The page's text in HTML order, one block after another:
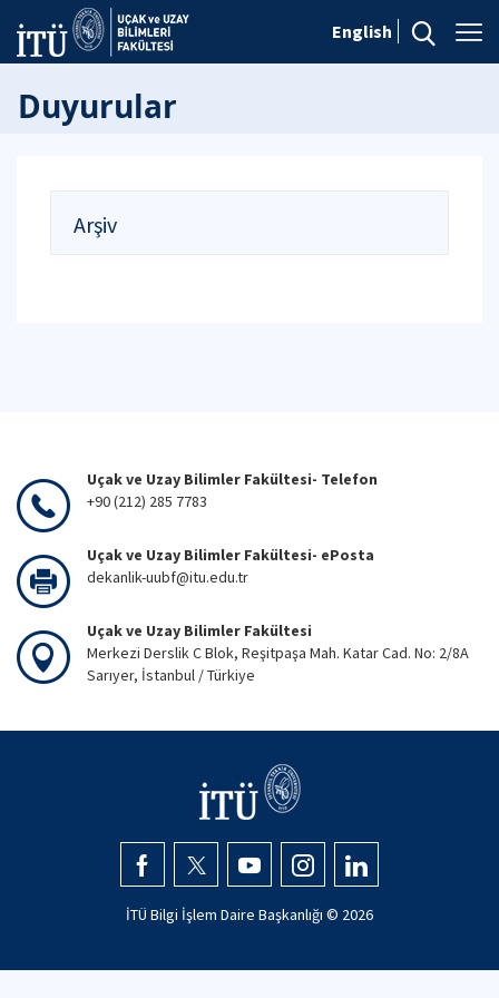
English
Duyurular
Arşiv
Uçak ve Uzay Bilimler Fakültesi- Telefon
+90 (212) 285 7783
Uçak ve Uzay Bilimler Fakültesi- ePosta
dekanlik-uubf@itu.edu.tr
Uçak ve Uzay Bilimler Fakültesi
Merkezi Derslik C Blok, Reşitpaşa Mah. Katar Cad. No: 2/8A
Sarıyer, İstanbul / Türkiye
İTÜ Bilgi İşlem Daire Başkanlığı © 2026